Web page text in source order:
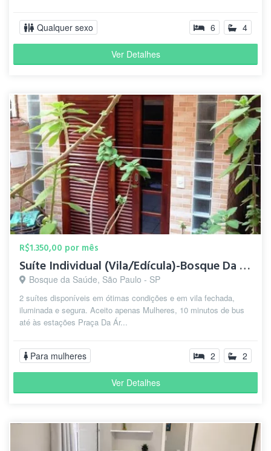
Qualquer sexo 6 4
Ver Detalhes
R$1.350,00 por mês
Suíte Individual (Vila/Edícula)-Bosque Da Saúde-5 min.Metrô
Bosque da Saúde, São Paulo - SP
2 suítes disponíveis em ótimas condições e em vila fechada,
iluminada e segura. Aceito apenas Mulheres, 10 minutos de bus
até às estações Praça Da Ár...
Para mulheres 2 2
Ver Detalhes